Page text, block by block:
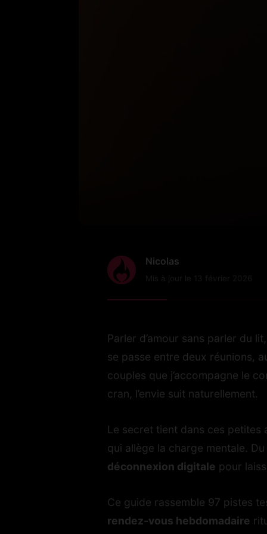
Nicolas
Parler d’amour sans parler du
se passe entre deux réunions,
couples que j’accompagne le
cran, l’envie suit naturellement.
Le secret tient dans ces petites
qui allège la charge mentale. Du
déconnexion digitale pour
Ce guide rassemble 97 pistes
rendez-vous hebdomadaire